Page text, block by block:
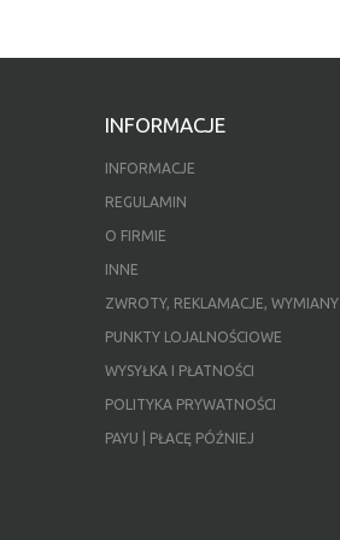
INFORMACJE
INFORMACJE
REGULAMIN
O FIRMIE
INNE
ZWROTY, REKLAMACJE, WYMIANY
PUNKTY LOJALNOŚCIOWE
WYSYŁKA I PŁATNOŚCI
POLITYKA PRYWATNOŚCI
PAYU | PŁACĘ PÓŹNIEJ